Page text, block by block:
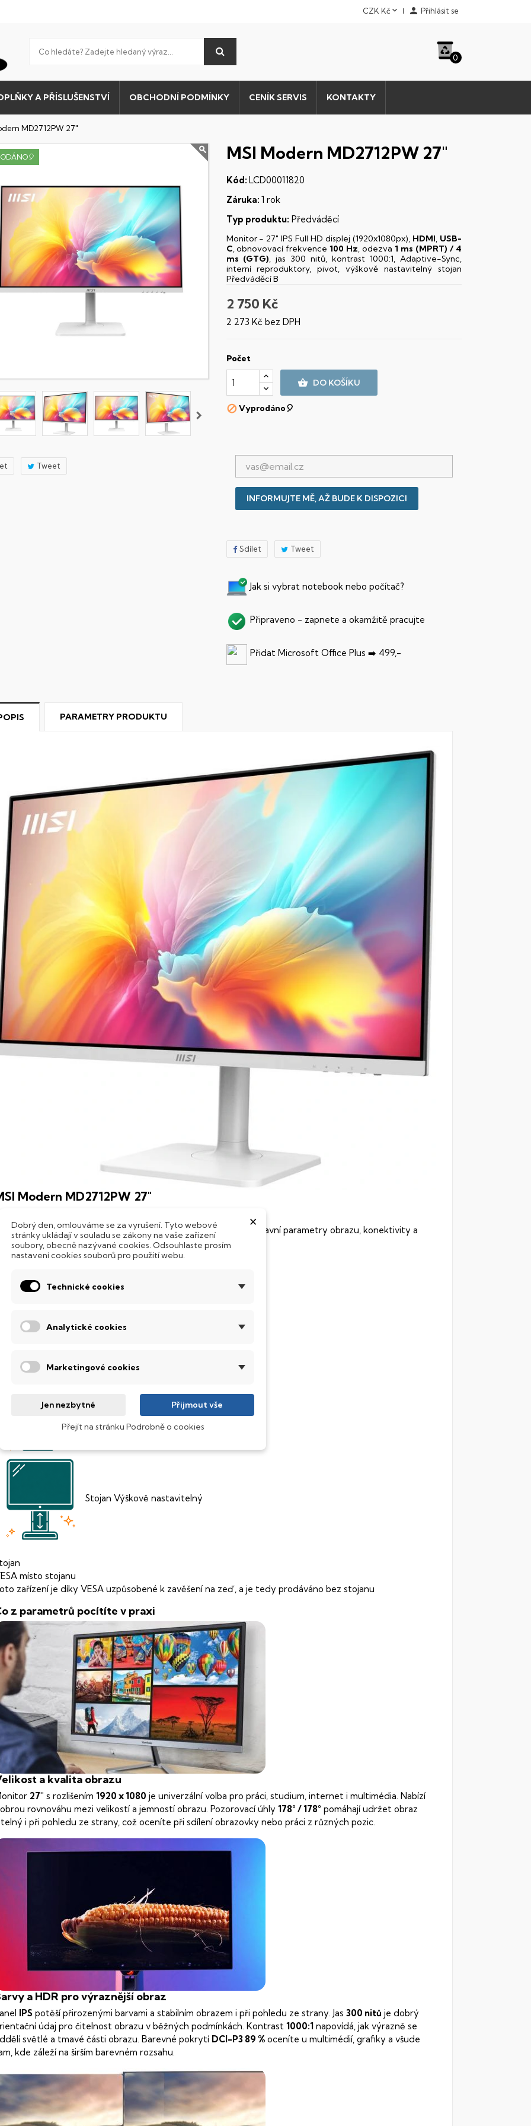
CZK Kč  Přihlásit se
0
A PŘÍSLUŠENSTVÍ OBCHODNÍ PODMÍNKY CENÍK SERVIS KONTAKTY
MD2712PW 27"
Tweet
MSI Modern MD2712PW 27"
Kód: LCD00011820
Záruka: 1 rok
Typ produktu: Předváděcí
Monitor - 27" IPS Full HD displej (1920x1080px), HDMI, USB-
C, obnovovací frekvence100 Hz, odezva1 ms (MPRT) / 4
ms (GTG), jas 300 nitů, kontrast 1000:1, Adaptive-Sync,
interní reproduktory, pivot, výškově nastavitelný stojan
Předváděcí B
2 750 Kč
2 273 Kč bez DPH
Počet
 DO KOŠÍKU
Vyprodáno🎈
INFORMUJTE MĚ, AŽ BUDE K DISPOZICI
Sdílet Tweet
Jak si vybrat notebook nebo počítač?
Připraveno - zapnete a okamžitě pracujte
Přidat Microsoft Office Plus ➡️ 499,-
PARAMETRY PRODUKTU
Modern MD2712PW 27"
koho je určený
volba pro práci, domácí použití i zábavu. Níže najdete hlavní parametry obrazu, konektivity a
podle kterých rychle poznáte, jestli vám sedne.
parametry
Pivot
Stojan Výškově nastavitelný
místo stojanu
zařízení je díky VESA uzpůsobené k zavěšení na zeď, a je tedy prodáváno bez stojanu
z parametrů pocítíte v praxi
a kvalita obrazu
27" s rozlišením 1920 x 1080 je univerzální volba pro práci, studium, internet i multimédia. Nabízí
rovnováhu mezi velikostí a jemností obrazu. Pozorovací úhly 178° / 178° pomáhají udržet obraz
i při pohledu ze strany, což oceníte při sdílení obrazovky nebo práci z různých pozic.
a HDR pro výraznější obraz
IPS potěší přirozenými barvami a stabilním obrazem i při pohledu ze strany. Jas 300 nitů je dobrý
údaj pro čitelnost obrazu v běžných podmínkách. Kontrast 1000:1 napovídá, jak výrazně se
světlé a tmavé části obrazu. Barevné pokrytí DCI-P3 89 % oceníte u multimédií, grafiky a všude
kde záleží na širším barevném rozsahu.
×
Dobrý den, omlouváme se za vyrušení. Tyto webové
stránky ukládají v souladu se zákony na vaše zařízení
soubory, obecně nazývané cookies. Odsouhlaste prosím
nastavení cookies souborů pro použití webu.
Technické cookies
Analytické cookies
Marketingové cookies
Jen nezbytné Přijmout vše
Přejít na stránku Podrobně o cookies